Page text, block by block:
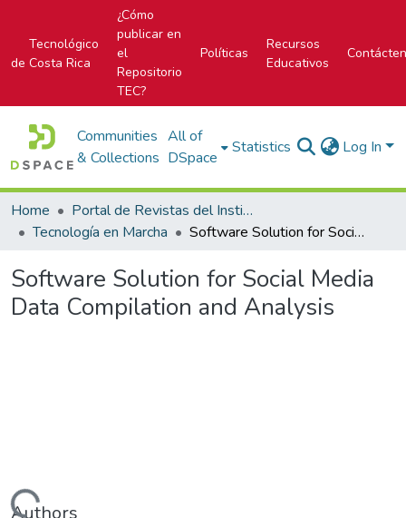
Tecnológico
de Costa Rica
¿Cómo
publicar en
el
Repositorio
TEC?
Políticas
Recursos
Educativos
Communities
& Collections
All of
DSpace
Statistics Log In
Home
Portal de Revistas del Instituto Tecnológico de Costa Rica
Tecnología en Marcha
Software Solution for Social Media Data Compilation and Analysis
Software Solution for Social Media
Data Compilation and Analysis
Authors